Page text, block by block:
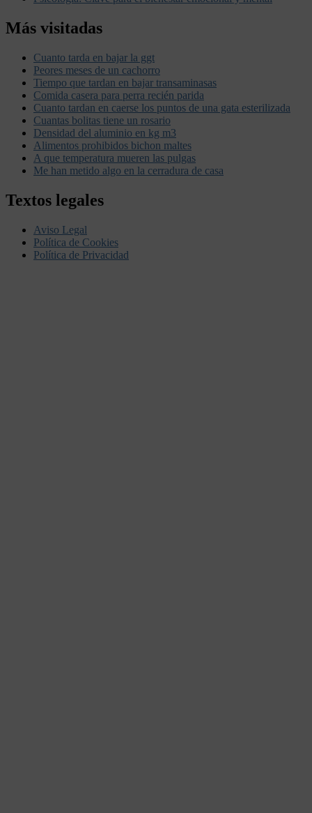
Más visitadas
Cuanto tarda en bajar la ggt
Peores meses de un cachorro
Tiempo que tardan en bajar transaminasas
Comida casera para perra recién parida
Cuanto tardan en caerse los puntos de una gata esterilizada
Cuantas bolitas tiene un rosario
Densidad del aluminio en kg m3
Alimentos prohibidos bichon maltes
A que temperatura mueren las pulgas
Me han metido algo en la cerradura de casa
Textos legales
Aviso Legal
Política de Cookies
Política de Privacidad